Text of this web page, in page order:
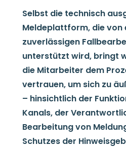
Selbst die technisch
Meldeplattform, die von
zuverlässigen
unterstützt wird, bringt
die Mitarbeiter dem
vertrauen, um sich zu
– hinsichtlich der
Kanals, der
Bearbeitung von
Schutzes der